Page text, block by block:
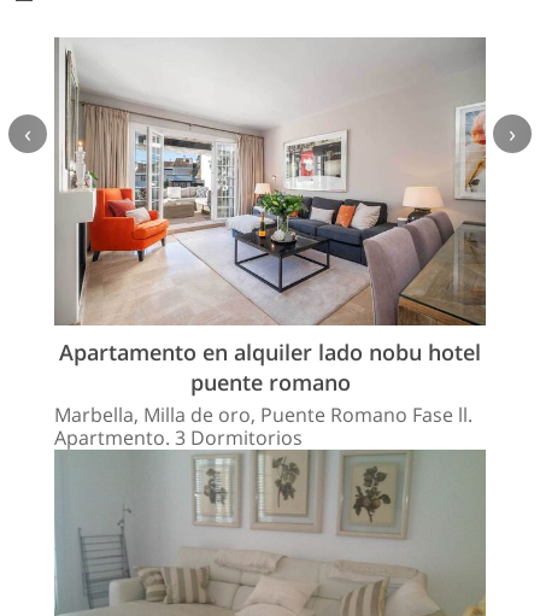
Apartamento en alquiler lado nobu hotel
puente romano
Marbella, Milla de oro, Puente Romano Fase ll.
Apartmento. 3 Dormitorios
‹ ›